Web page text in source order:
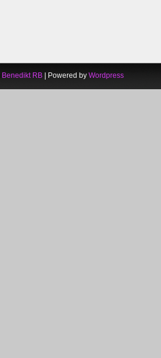
Benedikt RB | Powered by Wordpress